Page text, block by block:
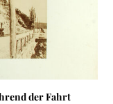
der Fahrt